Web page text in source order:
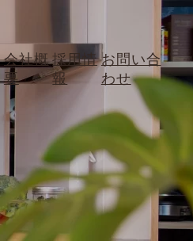
会社概
要
採用情
報
お問い合
わせ